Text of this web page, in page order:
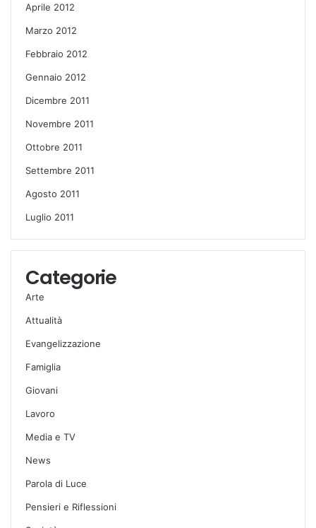
Aprile 2012
Marzo 2012
Febbraio 2012
Gennaio 2012
Dicembre 2011
Novembre 2011
Ottobre 2011
Settembre 2011
Agosto 2011
Luglio 2011
Categorie
Arte
Attualità
Evangelizzazione
Famiglia
Giovani
Lavoro
Media e TV
News
Parola di Luce
Pensieri e Riflessioni